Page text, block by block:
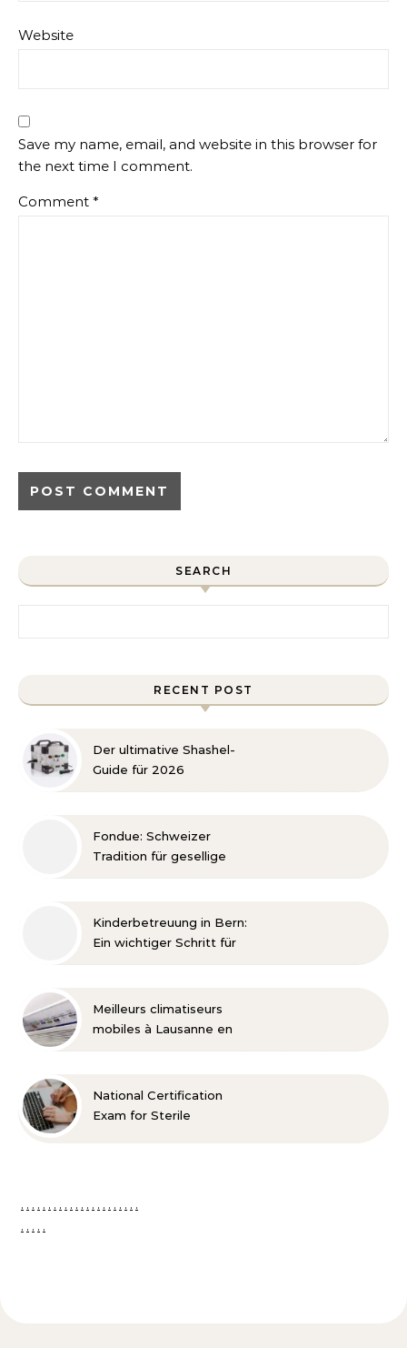
Website
Save my name, email, and website in this browser for
the next time I comment.
Comment *
SEARCH
RECENT POST
Der ultimative Shashel-
Guide für 2026
Fondue: Schweizer
Tradition für gesellige
Kinderbetreuung in Bern:
Ein wichtiger Schritt für
Meilleurs climatiseurs
mobiles à Lausanne en
National Certification
Exam for Sterile
. . . . . . . . . . . . . . . . . . . . . .
. . . . .